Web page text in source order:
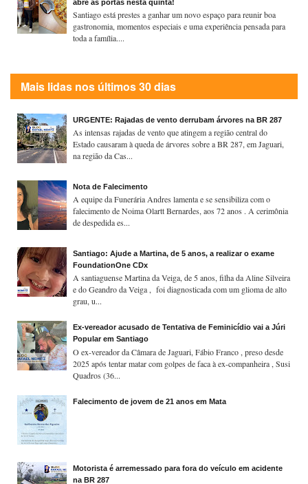
abre as portas nesta quinta!
Santiago está prestes a ganhar um novo espaço para reunir boa
gastronomia, momentos especiais e uma experiência pensada para
toda a família....
Mais lidas nos últimos 30 dias
URGENTE: Rajadas de vento derrubam árvores na BR 287
As intensas rajadas de vento que atingem a região central do
Estado causaram à queda de árvores sobre a BR 287, em Jaguari,
na região da Cas...
Nota de Falecimento
A equipe da Funerária Andres lamenta e se sensibiliza com o
falecimento de Noima Olartt Bernardes, aos 72 anos . A cerimônia
de despedida es...
Santiago: Ajude a Martina, de 5 anos, a realizar o exame
FoundationOne CDx
A santiaguense Martina da Veiga, de 5 anos, filha da Aline Silveira
e do Geandro da Veiga , foi diagnosticada com um glioma de alto
grau, u...
Ex-vereador acusado de Tentativa de Feminicídio vai a Júri
Popular em Santiago
O ex-vereador da Câmara de Jaguari, Fábio Franco , preso desde
2025 após tentar matar com golpes de faca à ex-companheira , Susi
Quadros (36...
Falecimento de jovem de 21 anos em Mata
Motorista é arremessado para fora do veículo em acidente
na BR 287